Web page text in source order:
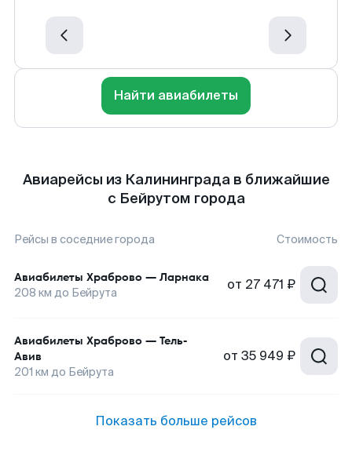
Найти авиабилеты
Авиарейсы из Калининграда в ближайшие
с Бейрутом города
Рейсы в соседние города Стоимость
Авиабилеты Храброво — Ларнака
208 км до Бейрута от 27 471 ₽
Авиабилеты Храброво — Тель-
Авив
201 км до Бейрута
от 35 949 ₽
Показать больше рейсов